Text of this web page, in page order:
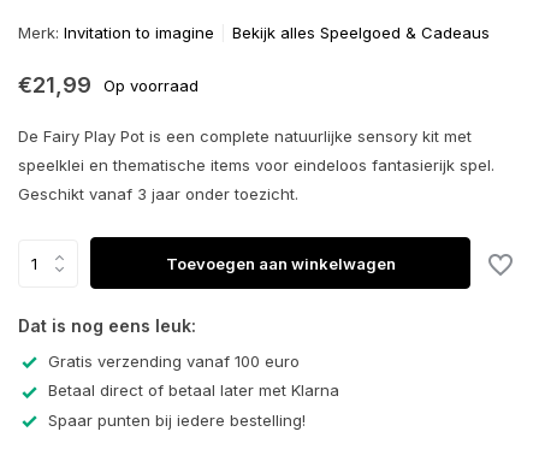
Merk: Invitation to imagine Bekijk alles Speelgoed & Cadeaus
€21,99 Op voorraad
De Fairy Play Pot is een complete natuurlijke sensory kit met
speelklei en thematische items voor eindeloos fantasierijk spel.
Geschikt vanaf 3 jaar onder toezicht.
Toevoegen aan winkelwagen
Dat is nog eens leuk:
Gratis verzending vanaf 100 euro
Betaal direct of betaal later met Klarna
Spaar punten bij iedere bestelling!